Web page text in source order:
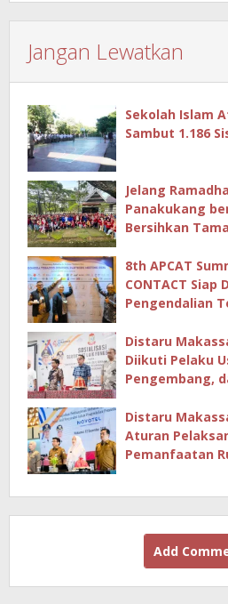
Jangan Lewatkan
Sekolah Islam
Sambut 1.186
Jelang
Panakukang
Bersihkan
8th APCAT
CONTACT Siap
Pengendalian
Distaru
Diikuti Pelaku
Pengembang,
Distaru
Aturan
Pemanfaatan
Add